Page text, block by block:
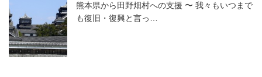
熊本県から田野畑村への支援 〜 我々もいつまで
も復旧・復興と言っ…